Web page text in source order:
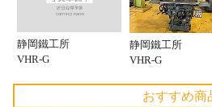
静岡鐵工所
VHR-G
静岡鐵工所
VHR-G
おすすめ商